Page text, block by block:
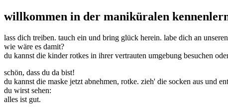
willkommen in der maniküralen
lass dich treiben. tauch ein und bring glück herein. labe dich an
wie wäre es damit?
du kannst die kinder rotkes in ihrer vertrauten umgebung besuchen
schön, dass du da bist!
du kannst die maske jetzt abnehmen, rotke. zieh' die socken aus und
du wirst sehen:
alles ist gut.